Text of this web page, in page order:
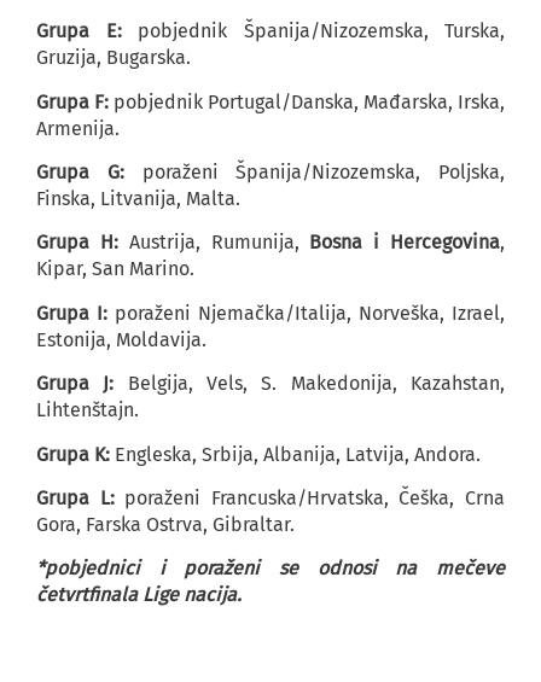
Grupa E:pobjednik Španija/Nizozemska, Turska,
Gruzija, Bugarska.
Grupa F: pobjednik Portugal/Danska, Mađarska, Irska,
Armenija.
Grupa G:poraženi Španija/Nizozemska, Poljska,
Finska, Litvanija, Malta.
Grupa H:Austrija, Rumunija, Bosna i Hercegovina,
Kipar, San Marino.
Grupa I: poraženi Njemačka/Italija, Norveška, Izrael,
Estonija, Moldavija.
Grupa J: Belgija, Vels, S. Makedonija, Kazahstan,
Lihtenštajn.
Grupa K: Engleska, Srbija, Albanija, Latvija, Andora.
Grupa L:poraženi Francuska/Hrvatska, Češka, Crna
Gora, Farska Ostrva, Gibraltar.
*pobjednici i poraženi se odnosi na mečeve
četvrtfinala Lige nacija.